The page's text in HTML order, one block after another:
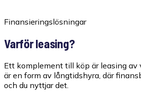
Finansieringslösningar
Varför leasing?
Ett komplement till köp är leasing av
är en form av långtidshyra, där
och du nyttjar det.